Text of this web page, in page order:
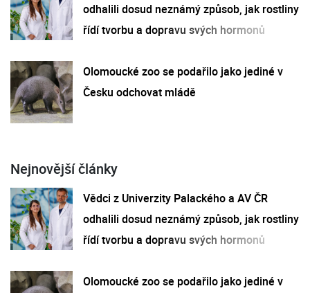
odhalili dosud neznámý způsob, jak rostliny
řídí tvorbu a dopravu svých hormonů
Olomoucké zoo se podařilo jako jediné v
Česku odchovat mládě
Nejnovější články
Vědci z Univerzity Palackého a AV ČR
odhalili dosud neznámý způsob, jak rostliny
řídí tvorbu a dopravu svých hormonů
Olomoucké zoo se podařilo jako jediné v